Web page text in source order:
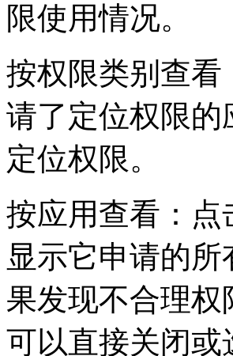
限使用情况。
按权限类别查看
请了定位权限
定位权限。
按应用查看：
显示它申请的所
果发现不合理
可以直接关闭或